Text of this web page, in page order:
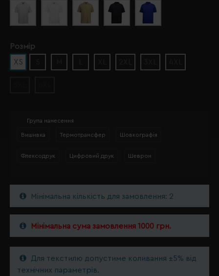
Розмір
XS
Група нанесення
Вишивка Термотрансфер Шовкографія
Флексодрук Цифровий друк Шеврон
Мінімальна кількість для замовлення: 2
Мінімальна сума замовлення 1000 грн.
Для текстилю допустиме коливання ±5% від
технічних параметрів.